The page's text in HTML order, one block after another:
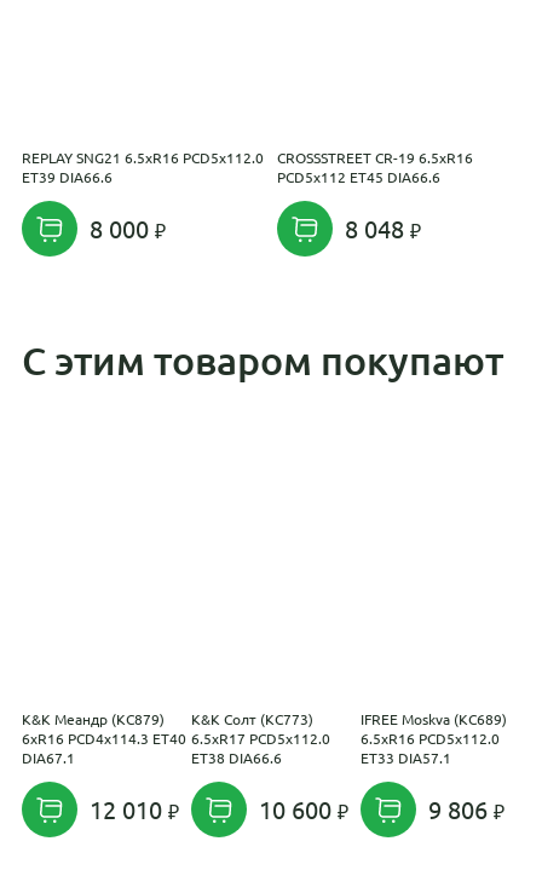
REPLAY SNG21 6.5xR16 PCD5x112.0
ET39 DIA66.6
8 000
CROSSSTREET CR-19 6.5xR16
PCD5x112 ET45 DIA66.6
8 048
С этим товаром покупают
K&K Меандр (КС879)
6xR16 PCD4x114.3 ET40
DIA67.1
12 010
K&K Солт (КС773)
6.5xR17 PCD5x112.0
ET38 DIA66.6
10 600
IFREE Moskva (КС689)
6.5xR16 PCD5x112.0
ET33 DIA57.1
9 806